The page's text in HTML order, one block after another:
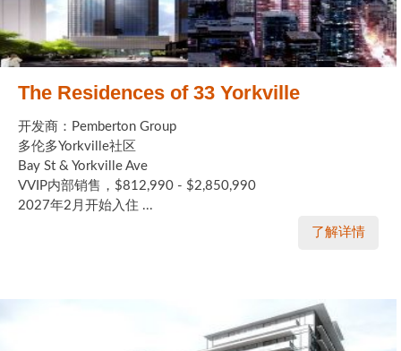
The Residences of 33 Yorkville
开发商：Pemberton Group
多伦多Yorkville社区
Bay St & Yorkville Ave
VVIP内部销售，$812,990 - $2,850,990
2027年2月开始入住 ...
了解详情